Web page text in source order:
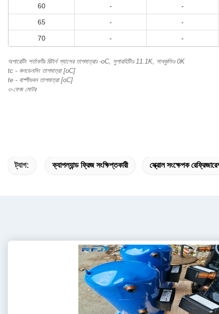
60 - -
65 - -
70 - -
অপারেটিং শর্তাবলীঃ রিটার্ন গ্যাসের তাপমাত্রাঃ -oC, সুপারহিটিংঃ 11.1K, সাবকুলিংঃ 0K
tc - কনডেনসিং তাপমাত্রা [oC]
te - বাষ্পীভবন তাপমাত্রা [oC]
৩-ফেজ মোটর
ট্যাগ: ক্যাপল্যান্ড ফ্রিজ সংক্ষিপ্তকারী স্ক্রোল সংক্ষেপক